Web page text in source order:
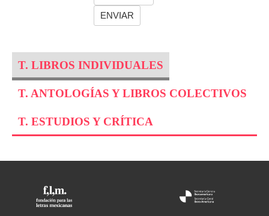
T. LIBROS INDIVIDUALES
T. ANTOLOGÍAS Y LIBROS COLECTIVOS
T. ESTUDIOS Y CRÍTICA